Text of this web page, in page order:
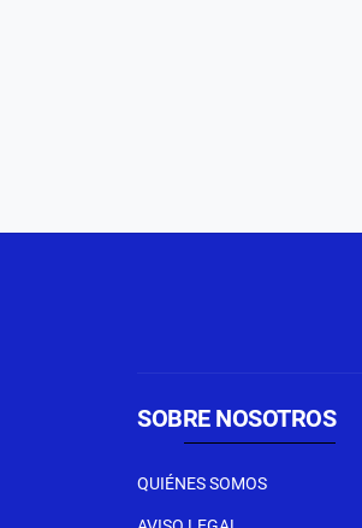
SOBRE NOSOTROS
QUIÉNES SOMOS